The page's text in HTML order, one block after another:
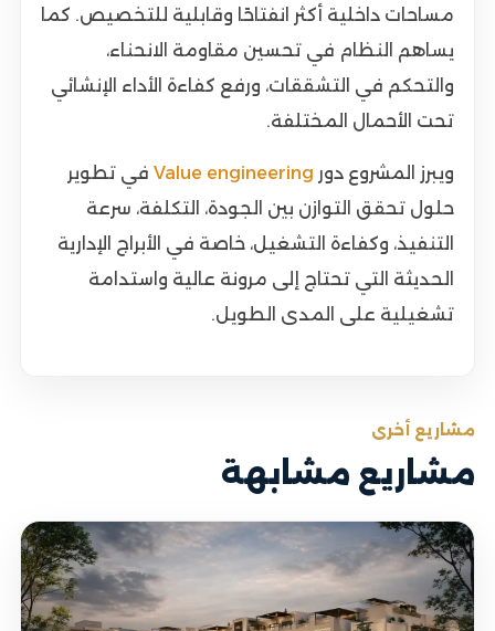
مساحات داخلية أكثر انفتاحًا وقابلية للتخصيص. كما
يساهم النظام في تحسين مقاومة الانحناء،
والتحكم في التشققات، ورفع كفاءة الأداء الإنشائي
تحت الأحمال المختلفة.
ويبرز المشروع دور Value engineeringفي تطوير
حلول تحقق التوازن بين الجودة، التكلفة، سرعة
التنفيذ، وكفاءة التشغيل، خاصة في الأبراج الإدارية
الحديثة التي تحتاج إلى مرونة عالية واستدامة
تشغيلية على المدى الطويل.
مشاريع أخرى
مشاريع مشابهة